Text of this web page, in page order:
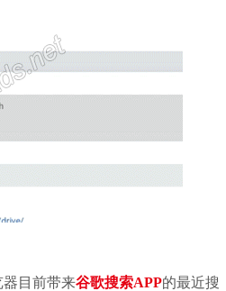
目前带来谷歌搜索APP的最近搜